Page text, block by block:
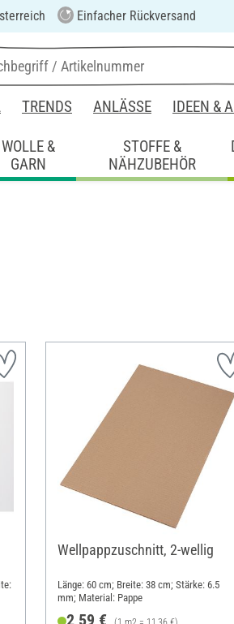
Einfacher Rückversand
TRENDS ANLÄSSE IDEEN &
WOLLE &
GARN
STOFFE &
NÄHZUBEHÖR
Wellpappzuschnitt, 2-wellig
Länge: 60 cm; Breite: 38 cm; Stärke: 6.5
mm; Material: Pappe
2,59 €